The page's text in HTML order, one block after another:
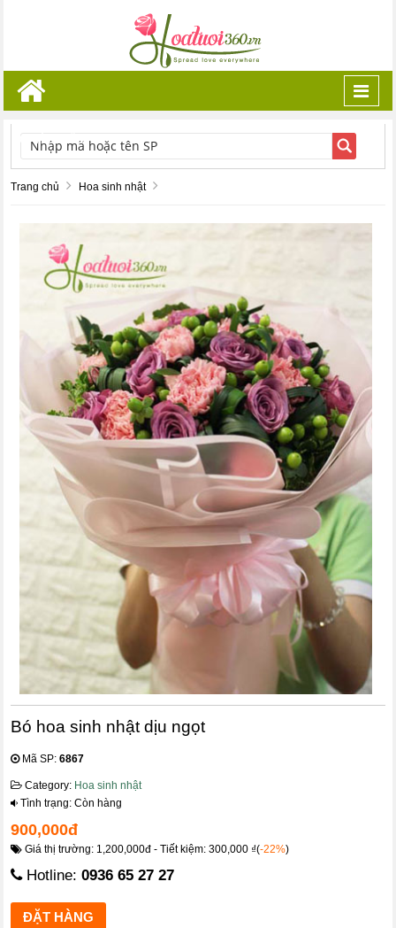
TÌM KIẾM
Trang chủ Hoa sinh nhật
Bó hoa sinh nhật dịu ngọt
Mã SP:6867
Category: Hoa sinh nhật
Tình trạng: Còn hàng
900,000đ
Giá thị trường: 1,200,000đ - Tiết kiệm: 300,000 ₫(-22%)
Hotline:0936 65 27 27